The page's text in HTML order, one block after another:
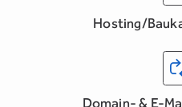
Hosting/
Domain- & E-